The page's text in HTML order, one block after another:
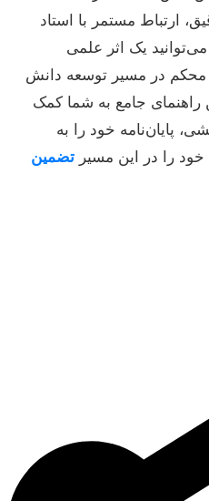
ارتباط مستمر با استاد
یک اثر علمی
در مسیر توسعه دانش
راهنمای جامع به شما کمک
پایان‌نامه خود را به
را در این مسیر تضمین